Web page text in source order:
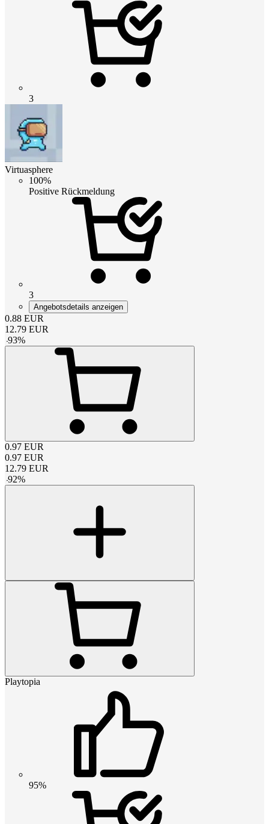
3
Virtuasphere
100%
Positive Rückmeldung
3
Angebotsdetails anzeigen
0.88 EUR
12.79 EUR
-93%
0.97 EUR
0.97 EUR
12.79 EUR
-92%
Playtopia
95%